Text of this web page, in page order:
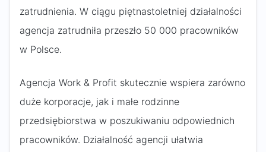
zatrudnienia. W ciągu piętnastoletniej działalności
agencja zatrudniła przeszło 50 000 pracowników
w Polsce.
Agencja Work & Profit skutecznie wspiera zarówno
duże korporacje, jak i małe rodzinne
przedsiębiorstwa w poszukiwaniu odpowiednich
pracowników. Działalność agencji ułatwia